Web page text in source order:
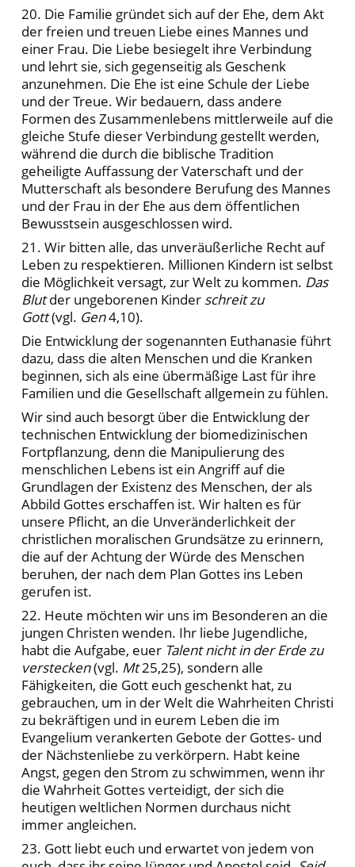
20. Die Familie gründet sich auf der Ehe, dem Akt
der freien und treuen Liebe eines Mannes und
einer Frau. Die Liebe besiegelt ihre Verbindung
und lehrt sie, sich gegenseitig als Geschenk
anzunehmen. Die Ehe ist eine Schule der Liebe
und der Treue. Wir bedauern, dass andere
Formen des Zusammenlebens mittlerweile auf die
gleiche Stufe dieser Verbindung gestellt werden,
während die durch die biblische Tradition
geheiligte Auffassung der Vaterschaft und der
Mutterschaft als besondere Berufung des Mannes
und der Frau in der Ehe aus dem öffentlichen
Bewusstsein ausgeschlossen wird.
21. Wir bitten alle, das unveräußerliche Recht auf
Leben zu respektieren. Millionen Kindern ist selbst
die Möglichkeit versagt, zur Welt zu kommen. Das
Blutder ungeborenen Kinder schreit zu
Gott(vgl. Gen4,10).
Die Entwicklung der sogenannten Euthanasie führt
dazu, dass die alten Menschen und die Kranken
beginnen, sich als eine übermäßige Last für ihre
Familien und die Gesellschaft allgemein zu fühlen.
Wir sind auch besorgt über die Entwicklung der
technischen Entwicklung der biomedizinischen
Fortpflanzung, denn die Manipulierung des
menschlichen Lebens ist ein Angriff auf die
Grundlagen der Existenz des Menschen, der als
Abbild Gottes erschaffen ist. Wir halten es für
unsere Pflicht, an die Unveränderlichkeit der
christlichen moralischen Grundsätze zu erinnern,
die auf der Achtung der Würde des Menschen
beruhen, der nach dem Plan Gottes ins Leben
gerufen ist.
22. Heute möchten wir uns im Besonderen an die
jungen Christen wenden. Ihr liebe Jugendliche,
habt die Aufgabe, euer Talent nicht in der Erde zu
verstecken(vgl. Mt25,25), sondern alle
Fähigkeiten, die Gott euch geschenkt hat, zu
gebrauchen, um in der Welt die Wahrheiten Christi
zu bekräftigen und in eurem Leben die im
Evangelium verankerten Gebote der Gottes- und
der Nächstenliebe zu verkörpern. Habt keine
Angst, gegen den Strom zu schwimmen, wenn ihr
die Wahrheit Gottes verteidigt, der sich die
heutigen weltlichen Normen durchaus nicht
immer angleichen.
23. Gott liebt euch und erwartet von jedem von